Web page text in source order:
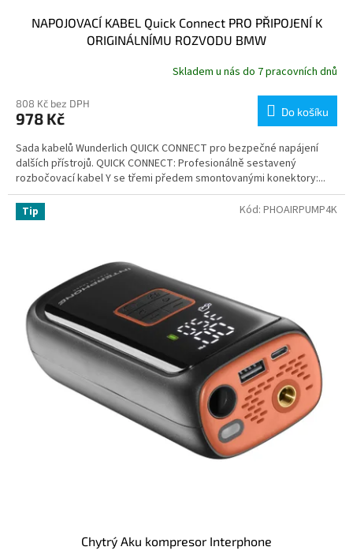
NAPOJOVACÍ KABEL Quick Connect PRO PŘIPOJENÍ K
ORIGINÁLNÍMU ROZVODU BMW
Skladem u nás do 7 pracovních dnů
808 Kč bez DPH
978 Kč Do košíku
Sada kabelů Wunderlich QUICK CONNECT pro bezpečné napájení
dalších přístrojů. QUICK CONNECT: Profesionálně sestavený
rozbočovací kabel Y se třemi předem smontovanými konektory:...
Tip
Chytrý Aku kompresor Interphone
Kód: PHOAIRPUMP4K